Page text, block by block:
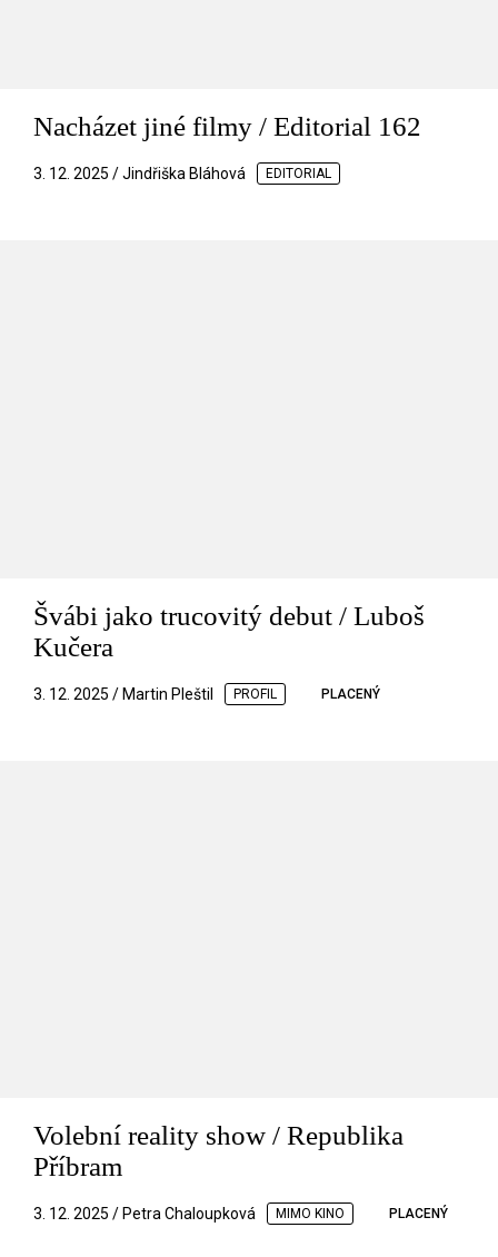
Nacházet jiné filmy / Editorial 162
3. 12. 2025 / Jindřiška Bláhová EDITORIAL
Švábi jako trucovitý debut / Luboš
Kučera
3. 12. 2025 / Martin Pleštil PROFIL PLACENÝ
Volební reality show / Republika
Příbram
3. 12. 2025 / Petra Chaloupková MIMO KINO PLACENÝ